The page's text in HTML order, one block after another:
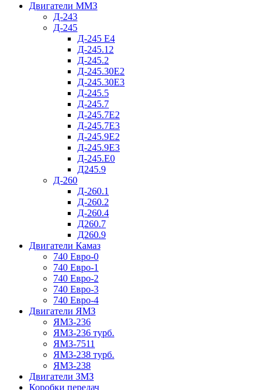
Двигатели ММЗ
Д-243
Д-245
Д-245 Е4
Д-245.12
Д-245.2
Д-245.30Е2
Д-245.30Е3
Д-245.5
Д-245.7
Д-245.7Е2
Д-245.7Е3
Д-245.9Е2
Д-245.9Е3
Д-245.Е0
Д245.9
Д-260
Д-260.1
Д-260.2
Д-260.4
Д260.7
Д260.9
Двигатели Камаз
740 Евро-0
740 Евро-1
740 Евро-2
740 Евро-3
740 Евро-4
Двигатели ЯМЗ
ЯМЗ-236
ЯМЗ-236 турб.
ЯМЗ-7511
ЯМЗ-238 турб.
ЯМЗ-238
Двигатели ЗМЗ
Коробки передач